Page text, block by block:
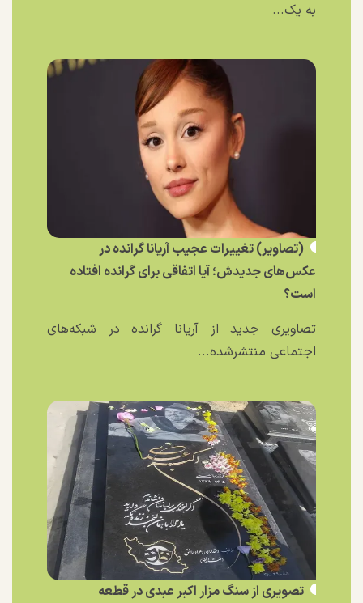
به یک...
(تصاویر) تغییرات عجیب آریانا گرانده در
عکس‌های جدیدش؛ آیا اتفاقی برای گرانده افتاده
است؟
تصاویری جدید از آریانا گرانده در شبکه‌های
اجتماعی منتشرشده...
تصویری از سنگ مزار اکبر عبدی در قطعه